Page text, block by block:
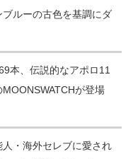
ブルーの古色を基調にダ
本、伝説的なアポロ11
が登場
・海外セレブに愛され